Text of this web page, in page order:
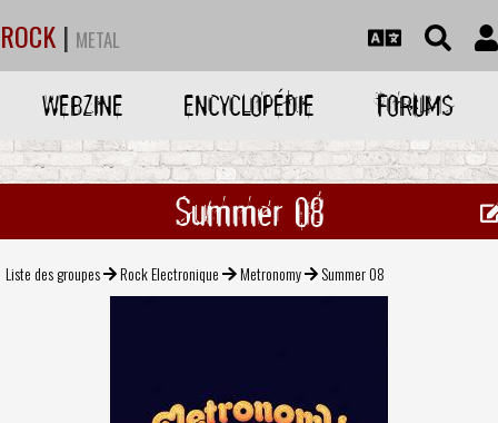
ROCK | METAL
WEBZINE ENCYCLOPÉDIE FORUMS
Summer 08
Liste des groupes Rock Electronique Metronomy Summer 08